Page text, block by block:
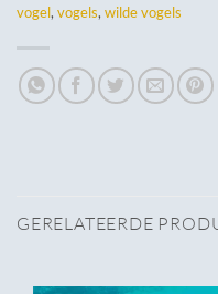
vogel, vogels, wilde vogels
GERELATEERDE